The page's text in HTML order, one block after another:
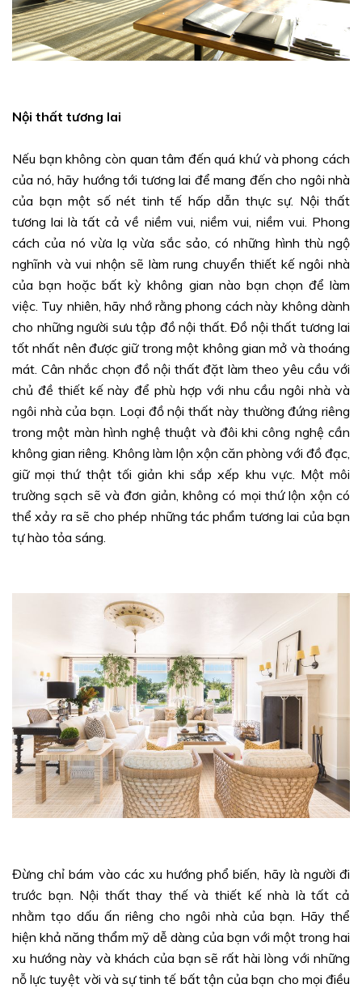
Nội thất tương lai
Nếu bạn không còn quan tâm đến quá khứ và phong cách
của nó, hãy hướng tới tương lai để mang đến cho ngôi nhà
của bạn một số nét tinh tế hấp dẫn thực sự. Nội thất
tương lai là tất cả về niềm vui, niềm vui, niềm vui. Phong
cách của nó vừa lạ vừa sắc sảo, có những hình thù ngộ
nghĩnh và vui nhộn sẽ làm rung chuyển thiết kế ngôi nhà
của bạn hoặc bất kỳ không gian nào bạn chọn để làm
việc. Tuy nhiên, hãy nhớ rằng phong cách này không dành
cho những người sưu tập đồ nội thất. Đồ nội thất tương lai
tốt nhất nên được giữ trong một không gian mở và thoáng
mát. Cân nhắc chọn đồ nội thất đặt làm theo yêu cầu với
chủ đề thiết kế này để phù hợp với nhu cầu ngôi nhà và
ngôi nhà của bạn. Loại đồ nội thất này thường đứng riêng
trong một màn hình nghệ thuật và đôi khi công nghệ cần
không gian riêng. Không làm lộn xộn căn phòng với đồ đạc,
giữ mọi thứ thật tối giản khi sắp xếp khu vực. Một môi
trường sạch sẽ và đơn giản, không có mọi thứ lộn xộn có
thể xảy ra sẽ cho phép những tác phẩm tương lai của bạn
tự hào tỏa sáng.
Đừng chỉ bám vào các xu hướng phổ biến, hãy là người đi
trước bạn. Nội thất thay thế và thiết kế nhà là tất cả
nhằm tạo dấu ấn riêng cho ngôi nhà của bạn. Hãy thể
hiện khả năng thẩm mỹ dễ dàng của bạn với một trong hai
xu hướng này và khách của bạn sẽ rất hài lòng với những
nỗ lực tuyệt vời và sự tinh tế bất tận của bạn cho mọi điều